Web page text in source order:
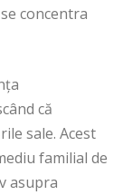
concentra
că
sale. Acest
familial de
asupra